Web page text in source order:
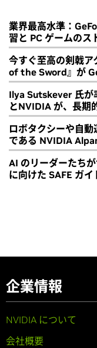
業界最高水準：
習と PC ゲームのス
今すぐ至高の剣戟
of the Sword』が
Ilya Sutskever 氏
とNVIDIA が、長期
ロボタクシーや自
である NVIDIA
AI のリーダーたち
に向けた SAFE ガ
企業情報
NVIDIA について
会社概要